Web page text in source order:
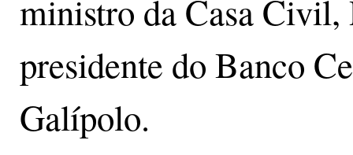
ministro da Casa Civil,
presidente do Banco
Galípolo.